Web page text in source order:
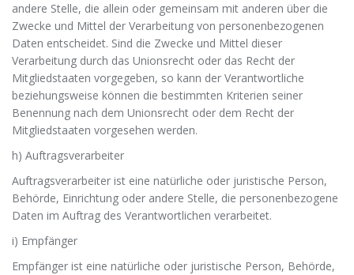
andere Stelle, die allein oder gemeinsam mit anderen über die
Zwecke und Mittel der Verarbeitung von personenbezogenen
Daten entscheidet. Sind die Zwecke und Mittel dieser
Verarbeitung durch das Unionsrecht oder das Recht der
Mitgliedstaaten vorgegeben, so kann der Verantwortliche
beziehungsweise können die bestimmten Kriterien seiner
Benennung nach dem Unionsrecht oder dem Recht der
Mitgliedstaaten vorgesehen werden.
h) Auftragsverarbeiter
Auftragsverarbeiter ist eine natürliche oder juristische Person,
Behörde, Einrichtung oder andere Stelle, die personenbezogene
Daten im Auftrag des Verantwortlichen verarbeitet.
i) Empfänger
Empfänger ist eine natürliche oder juristische Person, Behörde,